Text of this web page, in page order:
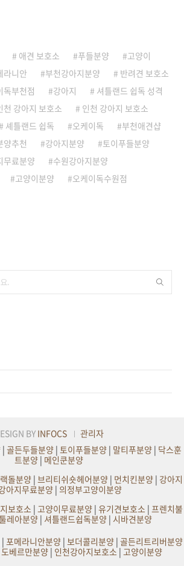
애견 보호소 푸들분양
고양이
라니안 부천강아지분양
반려견 보호소
독부천점 강아지
셔틀랜드 쉽독 성격
천 강아지 보호소
인천 강아지 보호소
셰틀랜드 쉽독 오케이독
부천애견샵
양추천 강아지분양
토이푸들분양
무료분양
수원강아지분양
고양이분양
오케이독수원점
BY INFOCS
관리자
| 골든두들분양 | 토이푸들분양 | 말티푸분양 | 닥스훈
트분양 | 메인쿤분양
랙돌분양| 브리티쉬숏헤어분양| 먼치킨분양| 강아지
아지무료분양| 의정부고양이분양
보호소 | 고양이무료분양| 유기견보호소 | 프렌치불
레아분양 | 셔틀랜드쉽독분양 | 시바견분양
| 포메라니안분양| 보더콜리분양| 골든리트리버분양
도베르만분양| 인천강아지보호소| 고양이분양